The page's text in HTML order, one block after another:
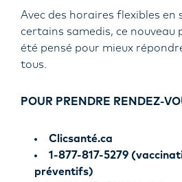
Avec des horaires flexibles en
certains samedis, ce nouveau
été pensé pour mieux
tous.
POUR PRENDRE RENDEZ-
Clicsanté.ca
1-877-817-5279
préventifs)